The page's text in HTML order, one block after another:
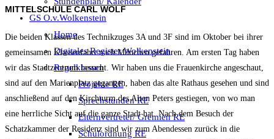
GS O.v.Wolkenstein
Home
Digitales Register Wolkenstein
Regelklassen
Projekte RE
Sprechstunden RE
Elternvertreter/ Gremien RE
Schulordnung RE
MITTELSCHULE CARL WOLF
Die beiden Klassen des Technikzuges 3A und 3F sind im Oktober bei ihrer
gemeinsamen Klassenfahrt nach München gefahren. Am ersten Tag haben
wir das Stadtzentrum besucht. Wir haben uns die Frauenkirche angeschaut,
sind auf den Marienplatz gegangen, haben das alte Rathaus gesehen und sind
anschließend auf den Kirchturm des Alten Peters gestiegen, von wo man
eine herrliche Sicht auf die ganze Stadt hat. Nach dem Besuch der
Schatzkammer der Residenz sind wir zum Abendessen zurück in die